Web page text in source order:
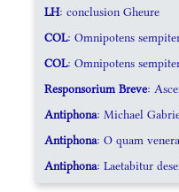
LH: conclusion Gheure
COL: Omnipotens
COL: Omnipotens
Responsorium Breve:
Antiphona: Michael
Antiphona: O quam
Antiphona: Laetabitur